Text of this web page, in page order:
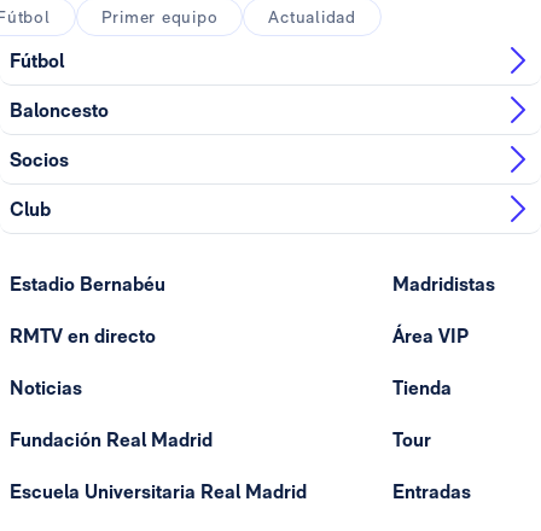
Primer equipo Actualidad
Fútbol
Baloncesto
Socios
Club
Estadio Bernabéu
RMTV en directo
Noticias
Fundación Real Madrid
Escuela Universitaria Real Madrid
Madridistas
Área VIP
Tienda
Tour
Entradas